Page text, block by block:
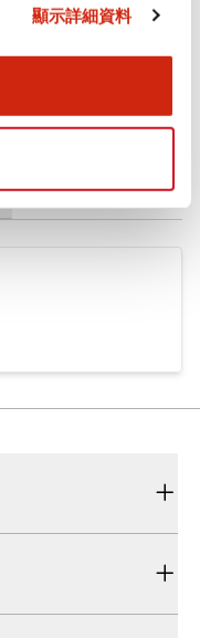
顯示詳細資料